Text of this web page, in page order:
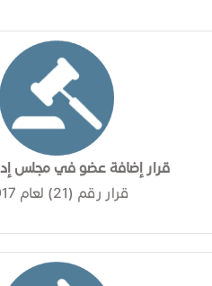
قرار إضافة عضو في مجلس
قرار رقم (21) لعام 2017​